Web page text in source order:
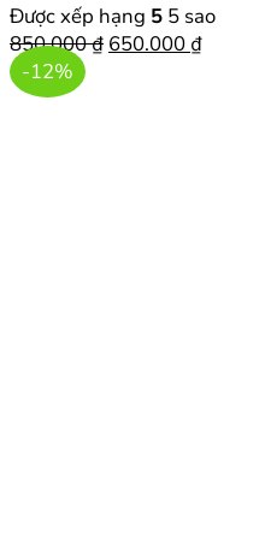
Được xếp hạng 5 5 sao
850.000₫ Giá
650.000 ₫Giá
-12%